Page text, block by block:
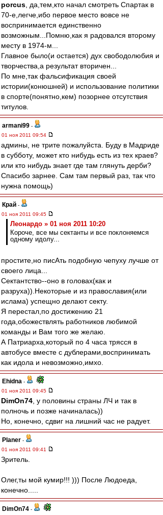
porcus , да,тем,кто начал смотреть Спартак в
70-е,легче,ибо первое место вовсе не
воспринимается единственно
возможным...Помню,как я радовался второму
месту в 1974-м...
Главное было(и остается) дух свободолюбия и
творчества,а результат вторичен...
По мне,так фальсификация своей
истории(конюшней) и использование политики
в спорте(понятно,кем) позорнее отсутствия
титулов.
armani99 -
01 ноя 2011 09:54
админы, не трите пожалуйста. Буду в Мадриде
в субботу, может кто нибудь есть из тех краев?
или кто нибудь знает где там глянуть дерби?
Спасибо зарнее. Сам там первый раз, так что
нужна помощь)
Край -
01 ноя 2011 09:45
Леонардо » 01 ноя 2011 10:20
Короче, все мы сектанты и все поклоняемся
одному идолу...
простите,но писАть подобную чепуху лучше от
своего лица...
Сектантство--оно в головах(как и
разруха)).Некоторые и из православия(или
ислама) успещно делают секту.
Я перестал,по достижению 21
года,обожествлять работников любимой
команды и Вам того же желаю.
А Патриарха,который по 4 часа трясся в
автобусе вместе с дублерами,воспринимать
как идола и невозможно,имхо.
Ehidna -
01 ноя 2011 09:45
DimOn74 , у половины страны ЛЧ и так в
полночь и позже начиналась))
Но, конечно, сдвиг на лишний час не радует.
Planer -
01 ноя 2011 09:41
Зритель.
Олег,ты мой кумир!!! ))) После Людоеда,
конечно.....
DimOn74 -